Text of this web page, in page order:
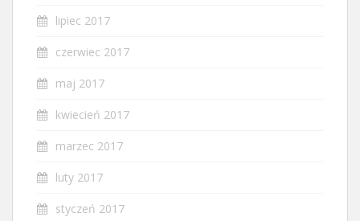
lipiec 2017
czerwiec 2017
maj 2017
kwiecień 2017
marzec 2017
luty 2017
styczeń 2017